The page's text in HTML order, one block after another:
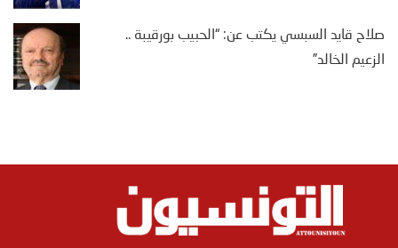
صلاح قايد السبسي يكتب عن: “الحبيب بورقيبة ..
الزعيم الخالد”